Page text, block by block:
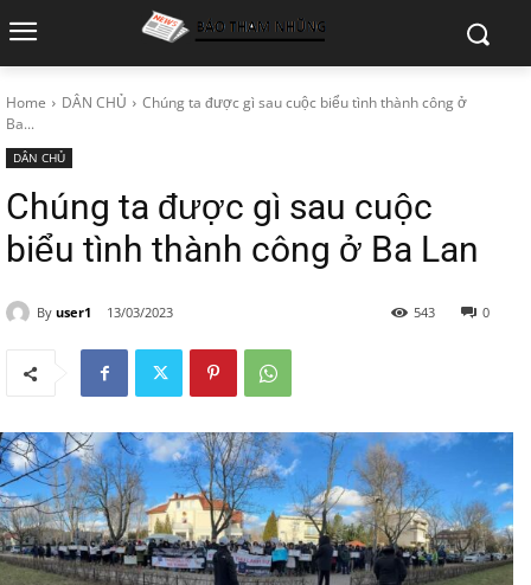
Home DÂN CHỦ
Chúng ta được gì sau cuộc biểu tình thành công ở
Ba...
DÂN CHỦ
Chúng ta được gì sau cuộc
biểu tình thành công ở Ba Lan
By user1 13/03/2023 0
543